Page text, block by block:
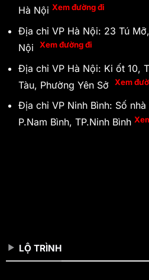
Hà Nội Xem đường đi
Địa chỉ VP Hà Nội: 23 Tú
Nội
Xem đường đi
Địa chỉ VP Hà Nội: Ki ốt 10,
Tàu, Phường Yên Sở
Xem
Địa chỉ VP Ninh Bình: Số
P.Nam Bình, TP.Ninh Bình
LỘ TRÌNH